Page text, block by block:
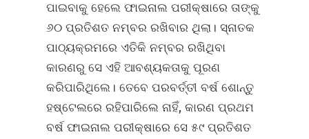
ପାଇବାକୁ ହେଲେ ଫାଇନାଲ ପରୀକ୍ଷାରେ ତାଙ୍କୁ
୬୦ ପ୍ରତିଶତ ନମ୍ବର ରଖିବାର ଥିଲା। ସ୍ନାତକ
ପାଠ୍ୟକ୍ରମରେ ଏତିକି ନମ୍ବର ରଖିଥିବା
କାରଣରୁ ସେ ଏହି ଆବଶ୍ୟକତାକୁ ପୂରଣ
କରିପାରିଥିଲେ। ତେବେ ପରବର୍ତ୍ତୀ ବର୍ଷ ଶୋନ୍ତୁ
ହଷ୍ଟେଲରେ ରହିପାରିଲେ ନାହିଁ, କାରଣ ପ୍ରଥମ
ବର୍ଷ ଫାଇନାଲ ପରୀକ୍ଷାରେ ସେ ୫୯ ପ୍ରତିଶତ